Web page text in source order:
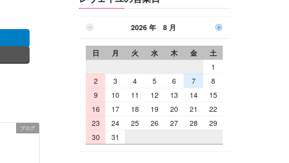
ブログ
2026 年 8 月
日 月 火 水 木 金
土
1
2
3 4 5 6 7
8
9
10 11 12 13 14
15
16
17 18 19 20 21
22
23
24 25 26 27 28
29
30
31